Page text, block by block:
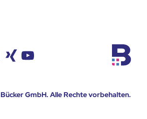
Bücker GmbH. Alle Rechte vorbehalten.